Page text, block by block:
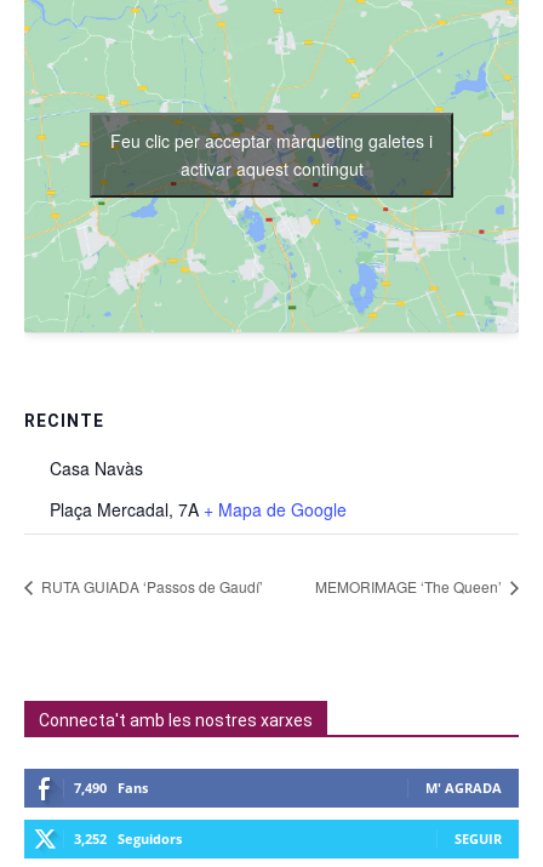
RECINTE
Casa Navàs
Plaça Mercadal, 7A + Mapa de Google
Feu clic per acceptar màrqueting galetes i
activar aquest contingut
RUTA GUIADA ‘Passos de Gaudí’ MEMORIMAGE ‘The Queen’
Connecta't amb les nostres xarxes
7,490 Fans M' AGRADA
3,252 Seguidors SEGUIR